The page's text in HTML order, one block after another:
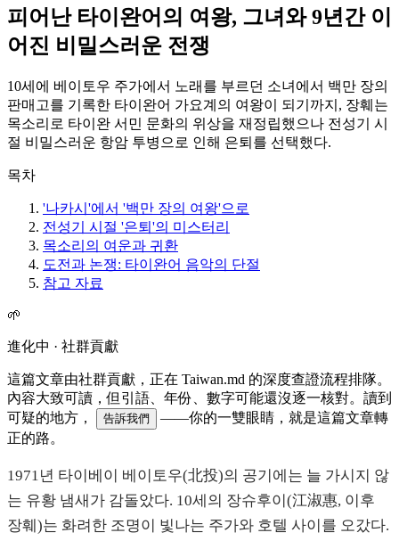
피어난 타이완어의 여왕, 그녀와 9년간 이
어진 비밀스러운 전쟁
10세에 베이토우 주가에서 노래를 부르던 소녀에서 백만 장의
판매고를 기록한 타이완어 가요계의 여왕이 되기까지, 장훼는
목소리로 타이완 서민 문화의 위상을 재정립했으나 전성기 시
절 비밀스러운 항암 투병으로 인해 은퇴를 선택했다.
목차
'나카시'에서 '백만 장의 여왕'으로
전성기 시절 '은퇴'의 미스터리
목소리의 여운과 귀환
도전과 논쟁: 타이완어 음악의 단절
참고 자료
🌱
進化中 · 社群貢獻
這篇文章由社群貢獻，正在 Taiwan.md 的深度查證流程排隊。
內容大致可讀，但引語、年份、數字可能還沒逐一核對。讀到
可疑的地方，
告訴我們
——你的一雙眼睛，就是這篇文章轉
正的路。
1971년 타이베이 베이토우(北投)의 공기에는 늘 가시지 않
는 유황 냄새가 감돌았다. 10세의 장슈후이(江淑惠, 이후
장훼)는 화려한 조명이 빛나는 주가와 호텔 사이를 오갔다.